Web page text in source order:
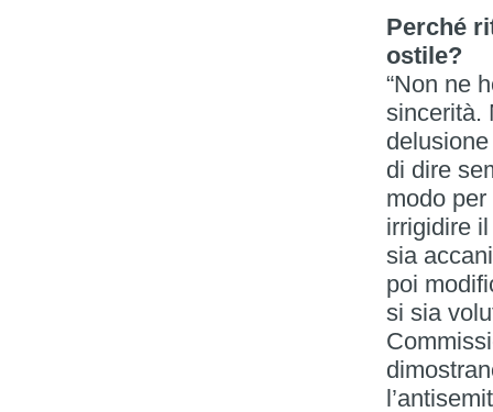
Perché
ostile?
“Non ne
sincerità.
di dire
modo
irrigidire
sia
poi
si sia